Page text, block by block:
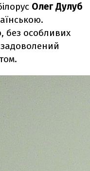
Олег Дулуб
без особливих